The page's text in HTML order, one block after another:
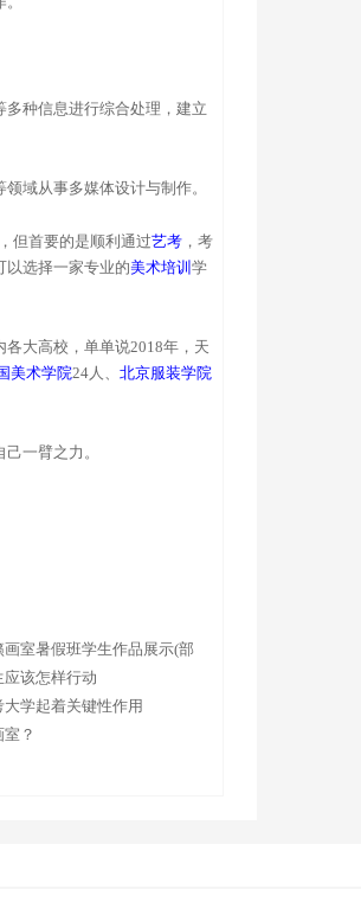
种信息进行综合处理，建立
域从事多媒体设计与制作。
但首要的是顺利通过艺考 ，考
以选择一家专业的美术培训 学
大高校，单单说2018年，天
美术学院24人、 北京服装学院
一臂之力。
室暑假班学生作品展示(部
该怎样行动
学起着关键性作用
？